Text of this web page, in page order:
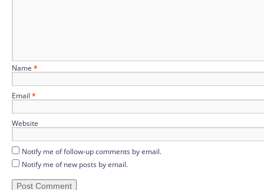
Name *
Email *
Website
Notify me of follow-up comments by email.
Notify me of new posts by email.